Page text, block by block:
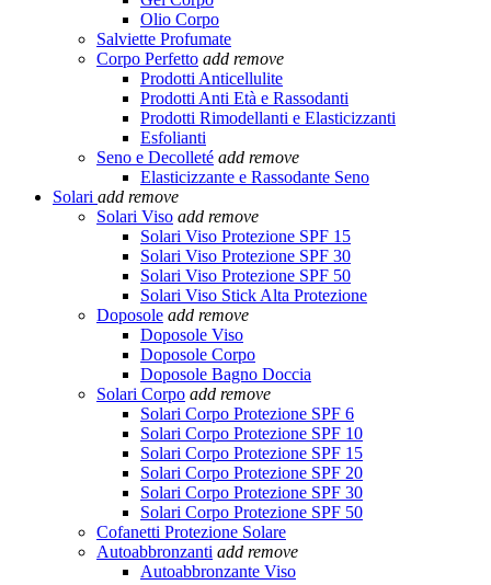
Olio Corpo
Salviette Profumate
Corpo Perfetto add remove
Prodotti Anticellulite
Prodotti Anti Età e Rassodanti
Prodotti Rimodellanti e Elasticizzanti
Esfolianti
Seno e Decolleté add remove
Elasticizzante e Rassodante Seno
Solari add remove
Solari Viso add remove
Solari Viso Protezione SPF 15
Solari Viso Protezione SPF 30
Solari Viso Protezione SPF 50
Solari Viso Stick Alta Protezione
Doposole add remove
Doposole Viso
Doposole Corpo
Doposole Bagno Doccia
Solari Corpo add remove
Solari Corpo Protezione SPF 6
Solari Corpo Protezione SPF 10
Solari Corpo Protezione SPF 15
Solari Corpo Protezione SPF 20
Solari Corpo Protezione SPF 30
Solari Corpo Protezione SPF 50
Cofanetti Protezione Solare
Autoabbronzanti add remove
Autoabbronzante Viso